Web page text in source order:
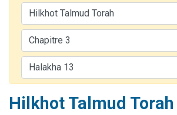
30 personnes viennent de faire un don
Il reste 49 places pour
12 nouvelles musiques
Hilkhot Talmud Torah